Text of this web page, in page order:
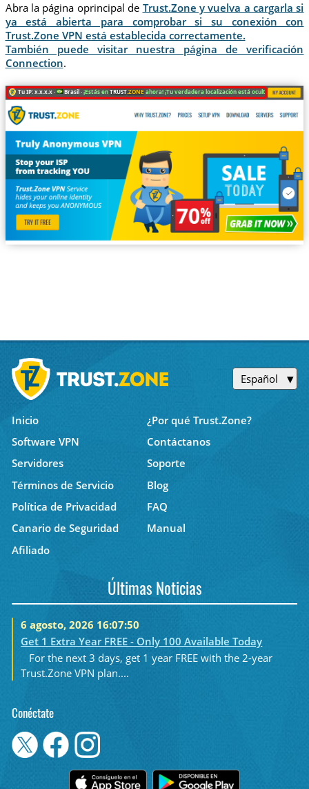
Abra la página oprincipal de Trust.Zone y vuelva a cargarla si
ya está abierta para comprobar si su conexión con
Trust.Zone VPN está establecida correctamente.
También puede visitar nuestra página de verificación
Connection.
Tu IP: x.x.x.x · Brasil ·¡Estás enTRUST.ZONE ahora! ¡Tu verdadera localización está oculta!
Español
Inicio
¿Por qué Trust.Zone?
Software VPN
Contáctanos
Servidores
Soporte
Términos de Servicio
Blog
Política de Privacidad
FAQ
Canario de Seguridad
Manual
Afiliado
Últimas Noticias
6 agosto, 2026 16:07:50
Get 1 Extra Year FREE - Only 100 Available Today
For the next 3 days, get 1 year FREE with the 2-year
Trust.Zone VPN plan....
Conéctate